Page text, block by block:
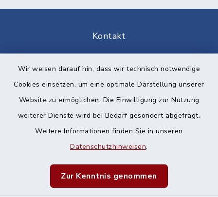
Wir weisen darauf hin, dass wir technisch notwendige
Cookies einsetzen, um eine optimale Darstellung unserer
Website zu ermöglichen. Die Einwilligung zur Nutzung
weiterer Dienste wird bei Bedarf gesondert abgefragt.
Weitere Informationen finden Sie in unseren
Datenschutzhinweisen.
Zur Kenntnis genommen
Kontakt
Datenschutz
Impressum
Sitemap
Cookie-Einstellungen